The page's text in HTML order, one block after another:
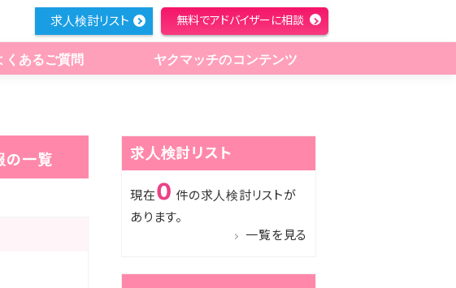
くあるご質問 ヤクマッチのコンテンツ
求人検討リスト 無料でアドバイザーに相談
の一覧 求人検討リスト
現在0 件の求人検討リストが
あります。
一覧を見る